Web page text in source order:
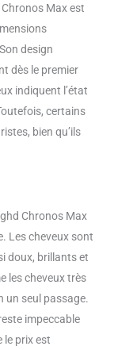
Max est
design
dès le premier
indiquent l’état
certains
bien qu’ils
Chronos Max
Les cheveux sont
doux, brillants et
les cheveux très
un seul passage.
impeccable
le prix est